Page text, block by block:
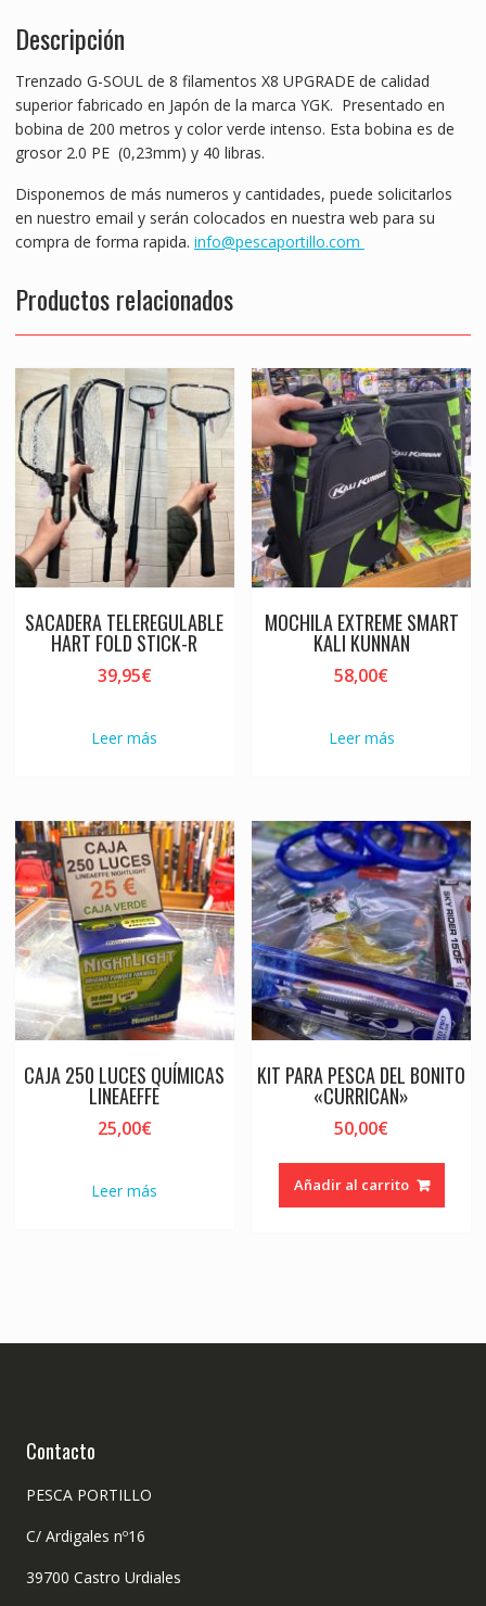
cantidad
o
o
k
p
p
g
er
Descripción
Trenzado G-SOUL de 8 filamentos X8 UPGRADE de calidad
superior fabricado en Japón de la marca YGK. Presentado en
bobina de 200 metros y color verde intenso. Esta bobina es de
grosor 2.0 PE (0,23mm) y 40 libras.
Disponemos de más numeros y cantidades, puede solicitarlos
en nuestro email y serán colocados en nuestra web para su
compra de forma rapida. info@pescaportillo.com
Productos relacionados
SACADERA TELEREGULABLE
HART FOLD STICK-R
39,95€
Leer más
MOCHILA EXTREME SMART
KALI KUNNAN
58,00€
Leer más
CAJA 250 LUCES QUÍMICAS
LINEAEFFE
25,00€
Leer más
KIT PARA PESCA DEL BONITO
«CURRICAN»
50,00€
Añadir al carrito
Contacto
PESCA PORTILLO
C/ Ardigales nº16
39700 Castro Urdiales